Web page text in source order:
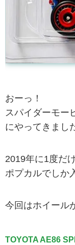
おーっ！
スパイダーモー
にやってきまし
2019年に1度だ
ポプカルでしか
今回はホイール
TOYOTA AE86